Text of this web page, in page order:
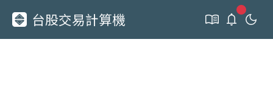
台股交易計算機 新通知